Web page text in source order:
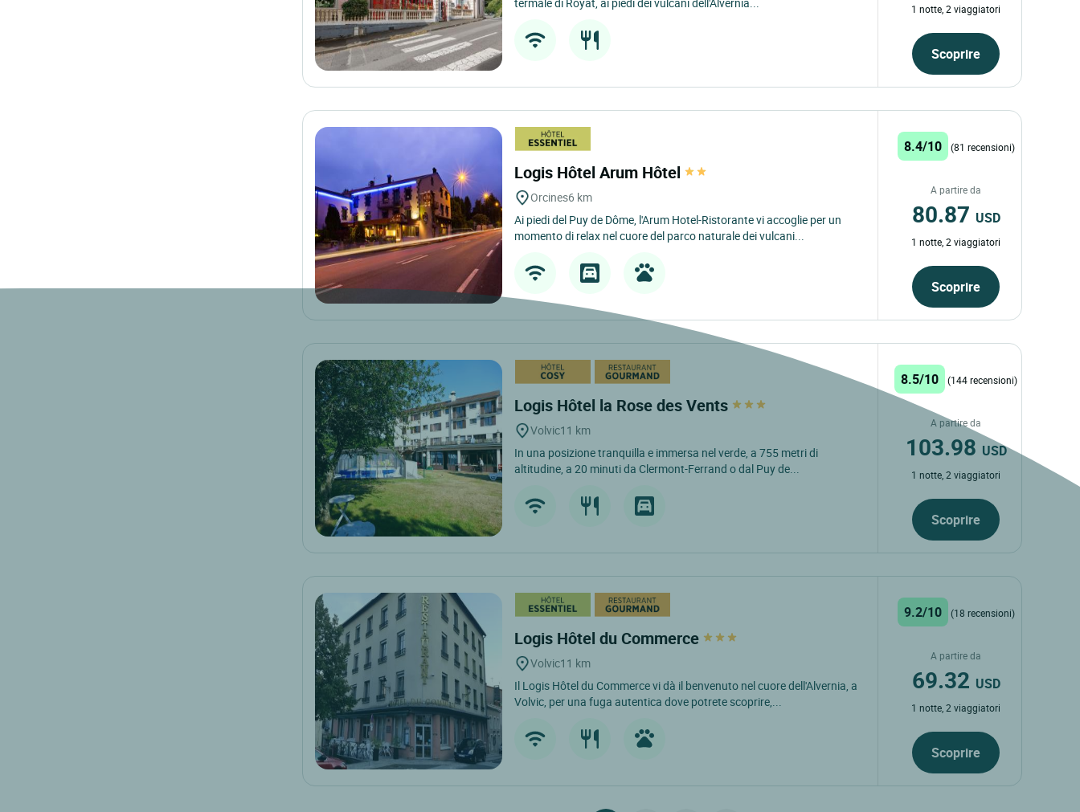
1 notte, 2 viaggiatori
Scoprire
Logis Hôtel Arum Hôtel
Orcines6 km
Ai piedi del Puy de Dôme, l'Arum Hotel-Ristorante vi accoglie per un
momento di relax nel cuore del parco naturale dei vulcani...
8.4/10 (81 recensioni)
A partire da
80.87 USD
1 notte, 2 viaggiatori
Scoprire
Logis Hôtel la Rose des Vents
Volvic11 km
In una posizione tranquilla e immersa nel verde, a 755 metri di
altitudine, a 20 minuti da Clermont-Ferrand o dal Puy de...
8.5/10 (144 recensioni)
A partire da
103.98 USD
1 notte, 2 viaggiatori
Scoprire
Logis Hôtel du Commerce
Volvic11 km
Il Logis Hôtel du Commerce vi dà il benvenuto nel cuore dell'Alvernia, a
Volvic, per una fuga autentica dove potrete scoprire,...
9.2/10 (18 recensioni)
A partire da
69.32 USD
1 notte, 2 viaggiatori
Scoprire